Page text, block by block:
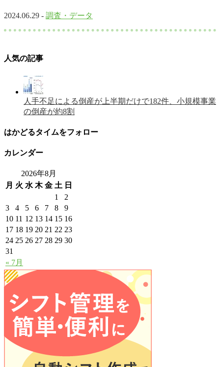
2024.06.29 - 調査・データ
人気の記事
人手不足による倒産が上半期だけで182件、小規模事業
の倒産が約8割
はかどるタイムをフォロー
カレンダー
2026年8月
月 火 水 木 金 土 日
« 7月
1
2
3
4 5 6 7 8
9
10 11 12 13 14 15 16
17 18 19 20 21 22 23
24 25 26 27 28 29 30
31